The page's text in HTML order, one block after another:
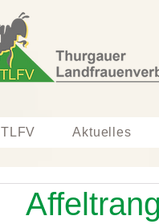
TLFV Aktuelles